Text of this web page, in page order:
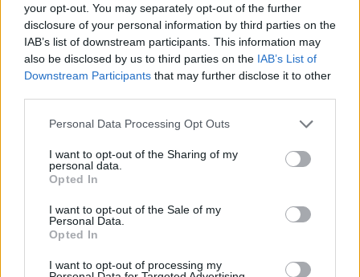
your opt-out. You may separately opt-out of the further
disclosure of your personal information by third parties on the
IAB’s list of downstream participants. This information may
also be disclosed by us to third parties on the IAB’s List of
Downstream Participants that may further disclose it to other
Personal Data Processing Opt Outs
I want to opt-out of the Sharing of my
personal data.
Opted In
I want to opt-out of the Sale of my
Personal Data.
Opted In
I want to opt-out of processing my
escursioni tra Cantalupo e Origgio
Vai al sito in modalità classica